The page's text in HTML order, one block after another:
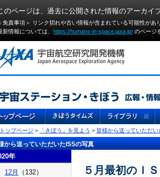
のページは、過去に公開された情報のアーカイ
免責事項＞ リンク切れや古い情報が含まれている可能性が
新情報については、 https://humans-in-space.jaxa.jp/ のページ
トップページ > 「きぼう」を見よう > 皆様から送っていただい
から送っていただいたISSの写真
年
12月
（132）
５月最初のＩ